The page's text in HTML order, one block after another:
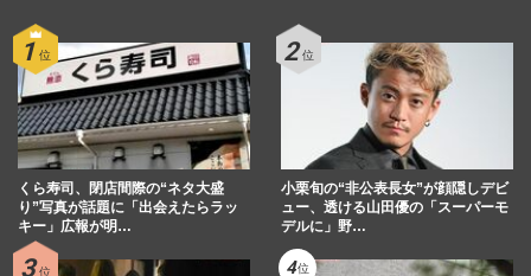
「独身だと信じていたのに…」卑劣な手口
を被害者が語る『独身偽装』甘言に隠され
たその実情
週刊女性2026年3月3日・10日号
ソフトバンクホークス日本一の祝勝会リポ
ーターを務めたダレノガレ明美に「婚活に
来たんか」「最悪のリポー…
週刊女性PRIME 2025/10/31
くら寿司、閉店間際の“ネタ大盛
り”写真が話題に「出会えたらラッ
キー」広報が明…
小栗旬の“非公表長女”が顔隠しデビ
ュー、透ける山田優の「スーパーモ
デルに」野…